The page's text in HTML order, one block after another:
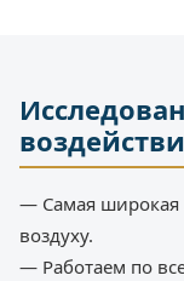
— Самая широкая
воздуху.
— Работаем по